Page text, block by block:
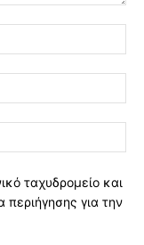
ταχυδρομείο και
για την